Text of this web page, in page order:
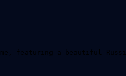
featuring a beautiful